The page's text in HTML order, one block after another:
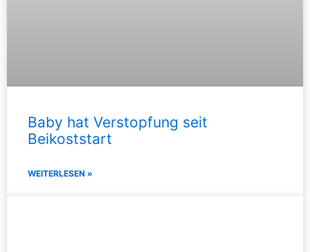
Baby hat Verstopfung seit
Beikoststart
WEITERLESEN »